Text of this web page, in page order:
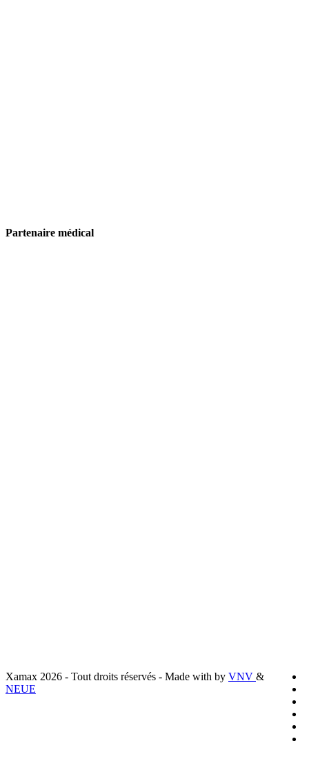
Partenaire médical
Xamax 2026 - Tout droits réservés - Made with by VNV &
NEUE